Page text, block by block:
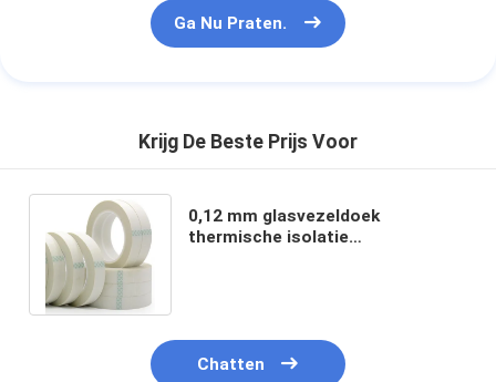
De Plakband van de Polyimidefilm
Folie Onder ogen gezien Kraftpapier-Document
De Doek van de aluminiumfolieglasvezel
De Band van het foliegrof linnen
De Band van de doekbuis
Tweezijdige Plakband
Ga Nu Praten.
Krijg De Beste Prijs Voor
0,12 mm glasvezeldoek
thermische isolatie
Chatten